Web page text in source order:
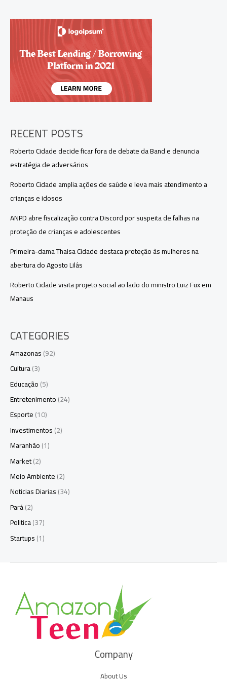
empréstimo
750
milhões
empreendedores
RECENT POSTS
Roberto Cidade decide ficar fora de debate da Band e denuncia
estratégia de adversários
Roberto Cidade amplia ações de saúde e leva mais atendimento a
crianças e idosos
ANPD abre fiscalização contra Discord por suspeita de falhas na
proteção de crianças e adolescentes
Primeira-dama Thaisa Cidade destaca proteção às mulheres na
abertura do Agosto Lilás
Roberto Cidade visita projeto social ao lado do ministro Luiz Fux em
Manaus
CATEGORIES
Amazonas(92)
Cultura(3)
Educação(5)
Entretenimento(24)
Esporte(10)
Investimentos(2)
Maranhão(1)
Market(2)
Meio Ambiente(2)
Noticias Diarias(34)
Pará(2)
Politica(37)
Startups(1)
Company
About Us